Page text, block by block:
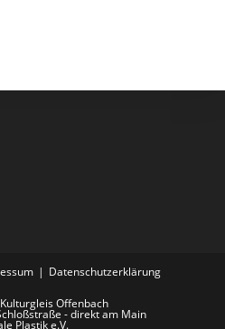
Datenschutzerklärung
Offenbach
- direkt am Main
Plastik e.V.